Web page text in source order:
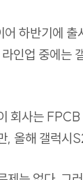
어 하반기에 출
인업 중에는
회사는 FPCB
, 올해 갤럭시